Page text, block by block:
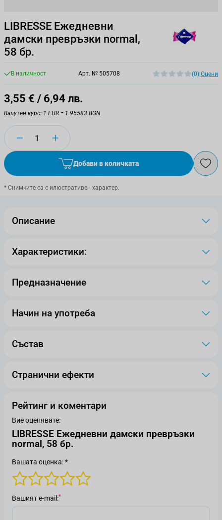
LIBRESSE Ежедневни
дамски превръзки normal,
58 бр.
В наличност Арт. № 505708 (0) Оцени
3,55 € / 6,94 лв.
Валутен курс: 1 EUR = 1.95583 BGN
Количество
Добави в количката
* Снимките са с илюстративен характер.
Описание
Характеристики:
Предназначение
Начин на употреба
Състав
Странични ефекти
Рейтинг и коментари
Вие оценявате:
LIBRESSE Ежедневни дамски превръзки
normal, 58 бр.
Вашата оценка: *
Вашият е-mail